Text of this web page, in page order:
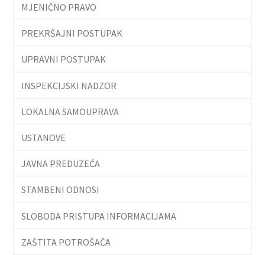
MJENIČNO PRAVO
PREKRŠAJNI POSTUPAK
UPRAVNI POSTUPAK
INSPEKCIJSKI NADZOR
LOKALNA SAMOUPRAVA
USTANOVE
JAVNA PREDUZEĆA
STAMBENI ODNOSI
SLOBODA PRISTUPA INFORMACIJAMA
ZAŠTITA POTROŠAČA